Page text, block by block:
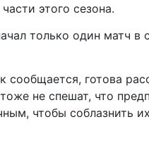
этого сезона.
только один матч в
сообщается, готова
не спешат, что
чтобы соблазнить